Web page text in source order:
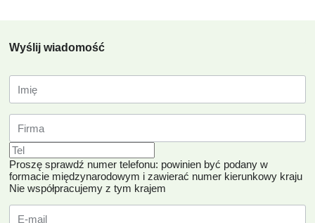
Wyślij wiadomość
Proszę sprawdź numer telefonu: powinien być podany w
formacie międzynarodowym i zawierać numer kierunkowy kraju
Nie współpracujemy z tym krajem